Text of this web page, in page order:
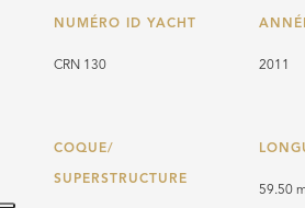
NUMÉRO ID YACHT
CRN 130 2011
COQUE/
SUPERSTRUCTURE
59.50